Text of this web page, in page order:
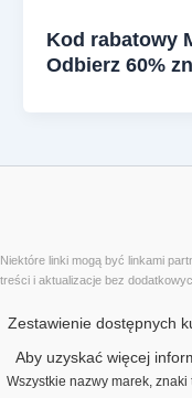
Kod rabatowy
Odbierz 60%
Niektóre linki mogą być linkami
treści i aktualizacje bez
Zestawienie dostępnych
Aby uzyskać więcej
Wszystkie nazwy marek,